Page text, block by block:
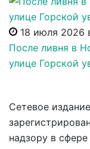
18 июля 2026
После ливня в
улице Горской
Сетевое
надзору в